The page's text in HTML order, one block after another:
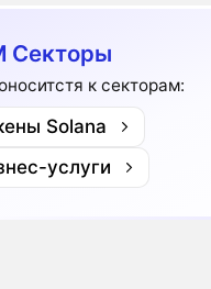
Секторы
к секторам:
Solana
услуги